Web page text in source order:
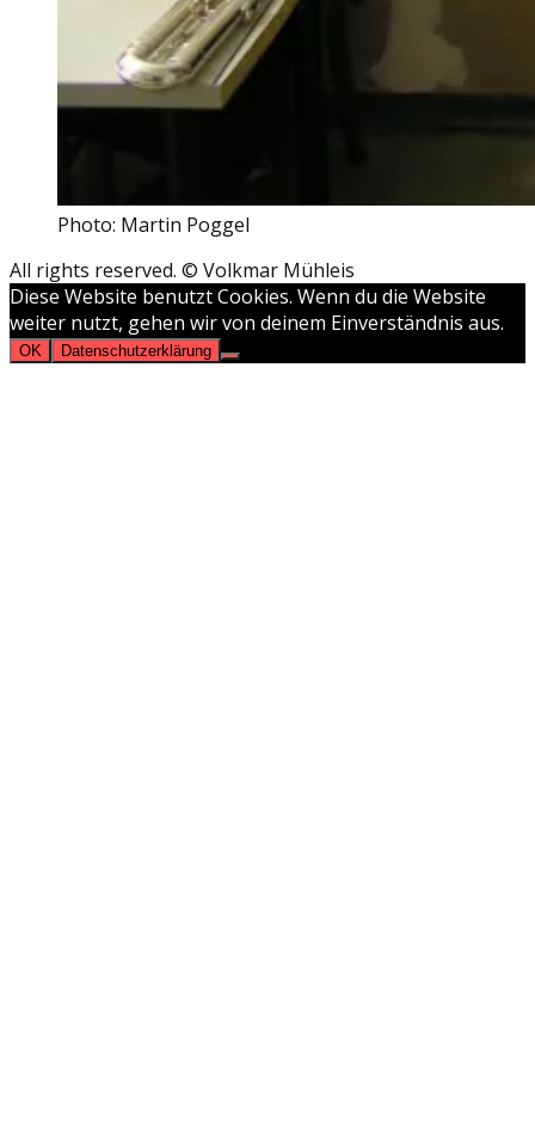
Photo: Martin Poggel
All rights reserved. © Volkmar Mühleis
Diese Website benutzt Cookies. Wenn du die Website
weiter nutzt, gehen wir von deinem Einverständnis aus.
OK Datenschutzerklärung